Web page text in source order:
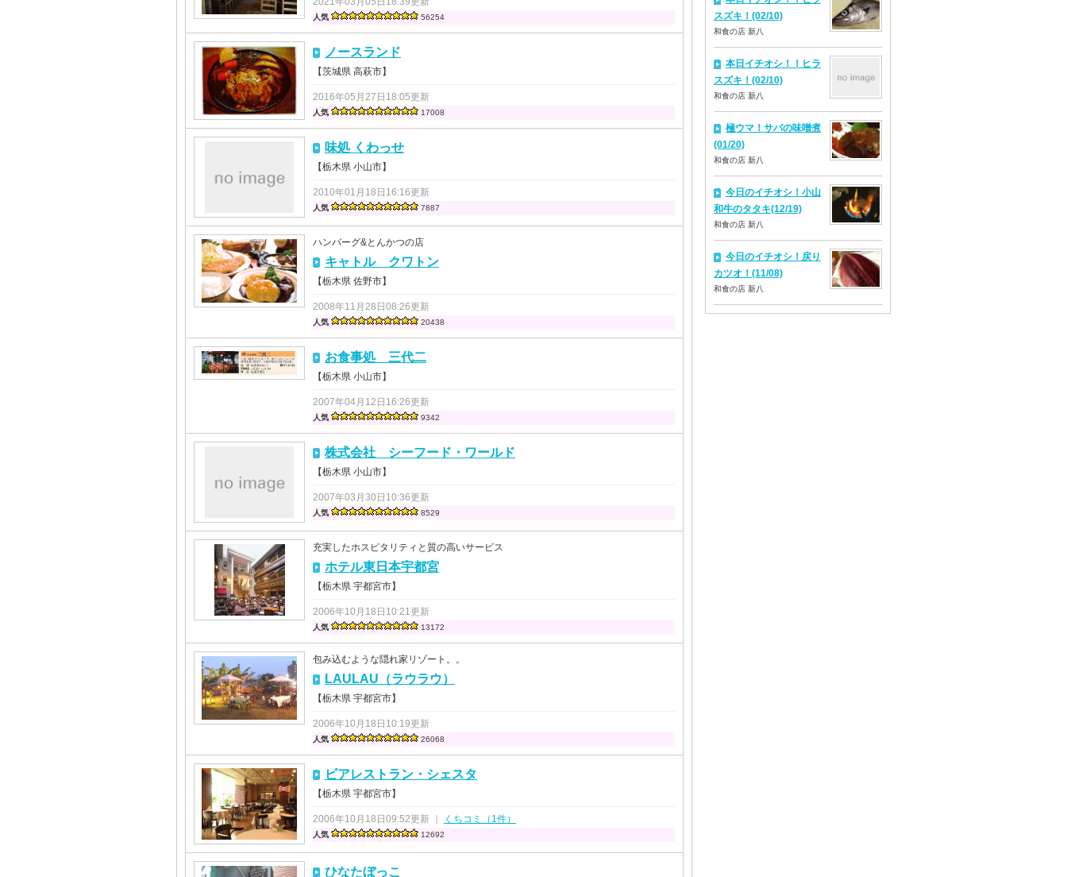
人気 56254
ノースランド
【茨城県 高萩市】
2016年05月27日18:05更新
人気 17008
味処 くわっせ
【栃木県 小山市】
2010年01月18日16:16更新
人気 7887
ハンバーグ&とんかつの店
キャトル クワトン
【栃木県 佐野市】
2008年11月28日08:26更新
人気 20438
お食事処 三代二
【栃木県 小山市】
2007年04月12日16:26更新
人気 9342
株式会社 シーフード・ワールド
【栃木県 小山市】
2007年03月30日10:36更新
人気 8529
充実したホスピタリティと質の高いサービス
ホテル東日本宇都宮
【栃木県 宇都宮市】
2006年10月18日10:21更新
人気 13172
包み込むような隠れ家リゾート。。
LAULAU（ラウラウ）
【栃木県 宇都宮市】
2006年10月18日10:19更新
人気 26068
ビアレストラン・シェスタ
【栃木県 宇都宮市】
2006年10月18日09:52更新 ｜ くちコミ（1件）
人気 12692
ひなたぼっこ
スズキ！(02/10)
和食の店 新八
本日イチオシ！！ヒラ
スズキ！(02/10)
和食の店 新八
極ウマ！サバの味噌煮
(01/20)
和食の店 新八
今日のイチオシ！小山
和牛のタタキ(12/19)
和食の店 新八
今日のイチオシ！戻り
カツオ！(11/08)
和食の店 新八